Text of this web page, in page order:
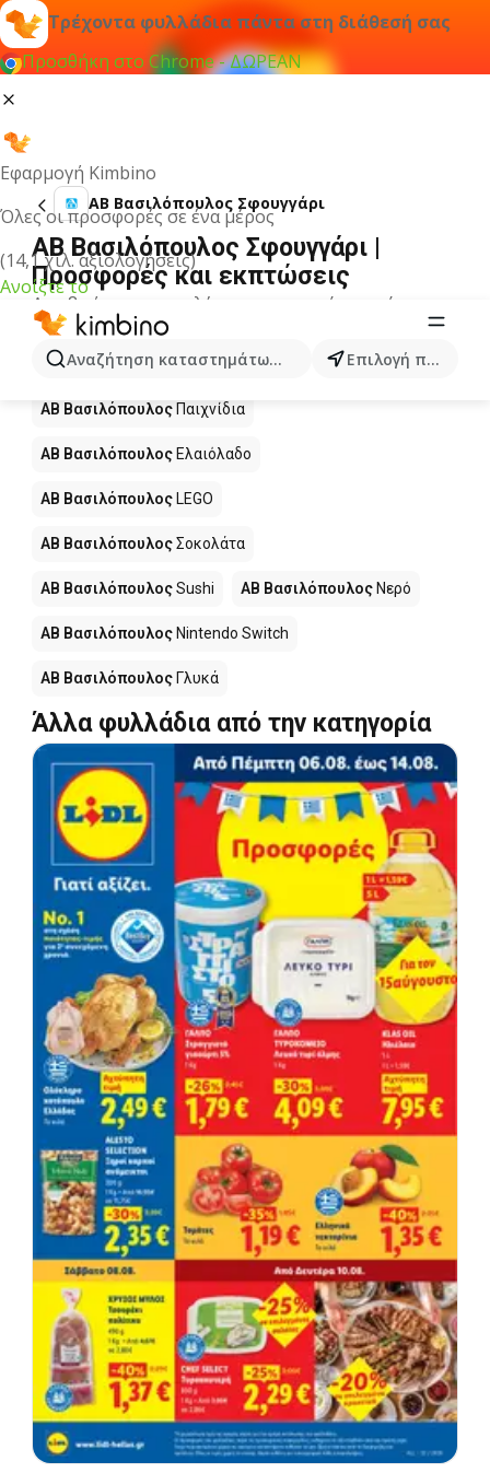
Τρέχοντα φυλλάδια πάντα στη διάθεσή σας
Προσθήκη στο Chrome - ΔΩΡΕΑΝ
Εφαρμογή Kimbino
Όλες οι προσφορές σε ένα μέρος
(14,1 χιλ. αξιολογήσεις)
Ανοίξτε το
Αναζήτηση καταστημάτων, κατηγοριών, προϊόντων...
Επιλογή πόλης
ΑΒ Βασιλόπουλος Σφουγγάρι
ΑΒ Βασιλόπουλος Σφουγγάρι |
Προσφορές και εκπτώσεις
Δεν βρήκαμε αποτελέσματα για αυτόν τον όρο.
Άλλα προϊόντα στα καταστήματα ΑΒ
Βασιλόπουλος
ΑΒ Βασιλόπουλος Παιχνίδια
ΑΒ Βασιλόπουλος Ελαιόλαδο
ΑΒ Βασιλόπουλος LEGO
ΑΒ ΒασιλόπουλοςΣοκολάτα
ΑΒ ΒασιλόπουλοςSushi ΑΒ Βασιλόπουλος Νερό
ΑΒ Βασιλόπουλος Nintendo Switch
ΑΒ Βασιλόπουλος Γλυκά
Άλλα φυλλάδια από την κατηγορία